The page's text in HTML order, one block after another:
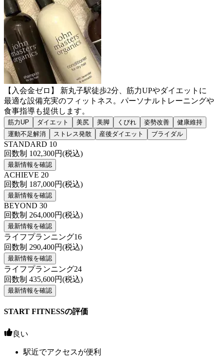
【入会金ゼロ】 新丸子駅徒歩2分、筋力UPやダイエットに
最適な設備充実のフィットネス。パーソナルトレーニングや
食事指導も提供します。
筋力UP ダイエット 美尻 美脚 くびれ 姿勢改善
健康維持
運動不足解消
ストレス発散 産後ダイエット ブライダル
STANDARD 10
回数制 102,300円(税込)
最新情報を確認
ACHIEVE 20
回数制 187,000円(税込)
最新情報を確認
BEYOND 30
回数制 264,000円(税込)
最新情報を確認
ライフプランニング16
回数制 290,400円(税込)
最新情報を確認
ライフプランニング24
回数制 435,600円(税込)
最新情報を確認
START FITNESSの評価
良い
駅近でアクセスが便利